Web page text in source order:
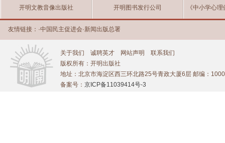
开明文教音像出版社 开明图书发行公司 《中小学心
友情链接： ·中国民主促进会·新闻出版总署
关于我们 诚聘英才 网站声明
联系我们
版权所有：开明出版社
地址：北京市海淀区西三环北路25号青政大厦6层 邮编：
备案号： 京ICP备11039414号-3